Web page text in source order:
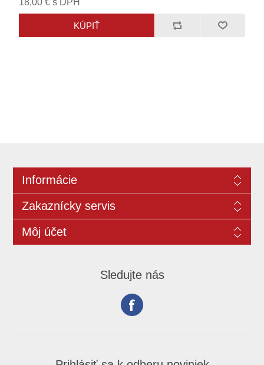
18,00 € s DPH
Informácie
Zakaznícky servis
Môj účet
Sledujte nás